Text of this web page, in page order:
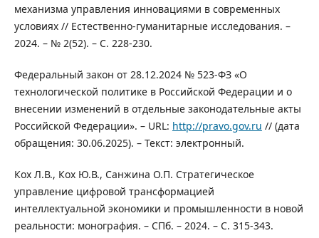
механизма управления инновациями в современных
условиях // Естественно-гуманитарные исследования. –
2024. – № 2(52). – С. 228-230.
Федеральный закон от 28.12.2024 № 523-ФЗ «О
технологической политике в Российской Федерации и о
внесении изменений в отдельные законодательные акты
Российской Федерации». – URL: http://pravo.gov.ru // (дата
обращения: 30.06.2025). – Текст: электронный.
Кох Л.В., Кох Ю.В., Санжина О.П. Стратегическое
управление цифровой трансформацией
интеллектуальной экономики и промышленности в новой
реальности: монография. – СПб. – 2024. – С. 315-343.